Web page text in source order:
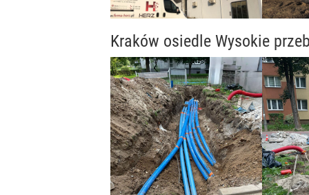
Kraków osiedle Wysokie